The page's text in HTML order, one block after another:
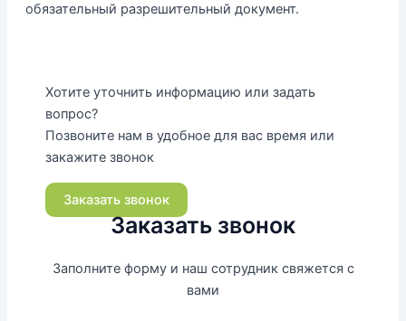
обязательный разрешительный документ.
Хотите уточнить информацию или задать
вопрос?
Позвоните нам в удобное для вас время или
закажите звонок
Заказать звонок
Заказать звонок
Заполните форму и наш сотрудник свяжется с
вами